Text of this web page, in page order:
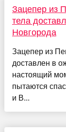
Зацепер из
тела
Новгорода
Зацепер из
доставлен в
настоящий
пытаются
и В...